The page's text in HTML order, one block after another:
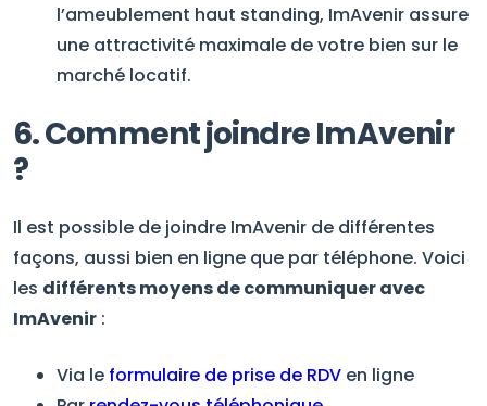
l’ameublement haut standing, ImAvenir assure
une attractivité maximale de votre bien sur le
marché locatif.
6. Comment joindre ImAvenir
?
Il est possible de joindre ImAvenir de différentes
façons, aussi bien en ligne que par téléphone. Voici
les différents moyens de communiquer avec
ImAvenir :
Via le formulaire de prise de RDV en ligne